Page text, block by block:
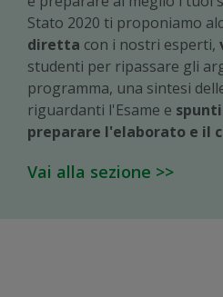
Stato 2020 ti proponiamo
diretta con i nostri esperti,
studenti per ripassare gli
programma, una sintesi
riguardanti l'Esame e
preparare l'elaborato e il
Vai alla sezione >>